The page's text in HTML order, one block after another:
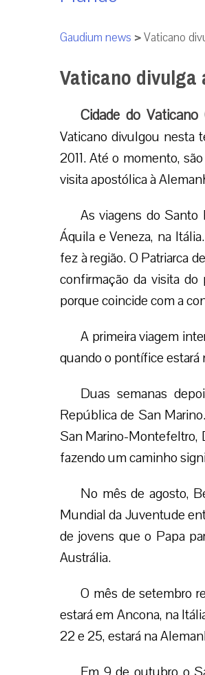
Gaudium news >Vaticano
Vaticano divulga
Cidade do Vaticano
Vaticano divulgou nesta
2011. Até o momento,
visita apostólica à
As viagens do Santo
Áquila e Veneza, na
fez à região. O Patriarca
confirmação da visita
porque coincide com a
A primeira viagem
quando o pontífice estará
Duas semanas
República de San
San Marino-Montefeltro,
fazendo um caminho
No mês de agosto,
Mundial da Juventude
de jovens que o Papa
Austrália.
O mês de setembro
estará em Ancona, na
22 e 25, estará na